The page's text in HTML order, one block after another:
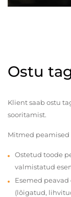
Ostu
Klient saab ostu
sooritamist.
Mitmed peamised
Ostetud toode
valmistatud
Esemed
(lõigatud,